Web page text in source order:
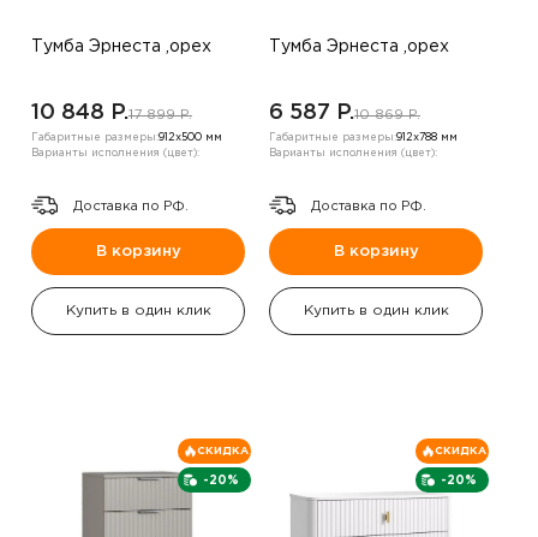
Тумба Эрнеста ,орех
10 848 P.17 899 P.
Габаритные размеры:912х500 мм
Варианты исполнения (цвет):
Доставка по РФ.
В корзину
Купить в один клик
Тумба Эрнеста ,орех
6 587 P.10 869 P.
Габаритные размеры:912х788 мм
Варианты исполнения (цвет):
Доставка по РФ.
В корзину
Купить в один клик
-20%
СКИДКА
-20%
СКИДКА